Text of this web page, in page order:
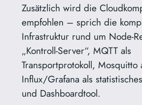
Zusätzlich wird die
empfohlen – sprich die
Infrastruktur rund um Node-
„Kontroll-Server“, MQTT als
Transportprotokoll, Mosquitto
Influx/Grafana als
und Dashboardtool.